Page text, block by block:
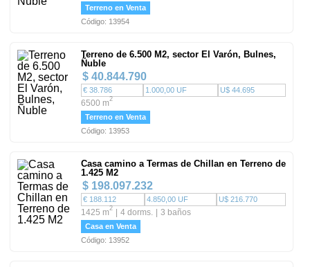
Terreno en Venta
Código: 13954
Terreno de 6.500 M2, sector El Varón, Bulnes,
Ñuble
$ 40.844.790
€ 38.786 1.000,00 UF U$ 44.695
6500 m2
Terreno en Venta
Código: 13953
Casa camino a Termas de Chillan en Terreno de
1.425 M2
$ 198.097.232
€ 188.112 4.850,00 UF U$ 216.770
1425 m2 4 dorms. 3 baños
Casa en Venta
Código: 13952